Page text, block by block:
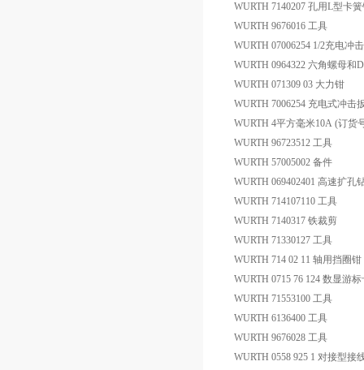
WURTH 7140207 孔用L型卡
WURTH 9676016 工具
WURTH 07006254 1/2充电冲
WURTH 0964322 六角螺母和
WURTH 071309 03 大力钳
WURTH 7006254 充电式冲击
WURTH 4平方毫米10A (订货
WURTH 96723512 工具
WURTH 57005002 备件
WURTH 069402401 高速扩孔
WURTH 714107110 工具
WURTH 7140317 铁裁剪
WURTH 71330127 工具
WURTH 714 02 11 轴用挡圈钳
WURTH 0715 76 124 数显游
WURTH 71553100 工具
WURTH 6136400 工具
WURTH 9676028 工具
WURTH 0558 925 1 对接型接